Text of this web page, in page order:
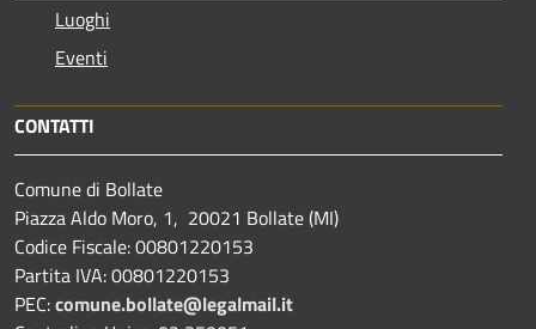
Luoghi
Eventi
CONTATTI
Comune di Bollate
Piazza Aldo Moro, 1, 20021 Bollate (MI)
Codice Fiscale: 00801220153
Partita IVA: 00801220153
PEC:comune.bollate@legalmail.it